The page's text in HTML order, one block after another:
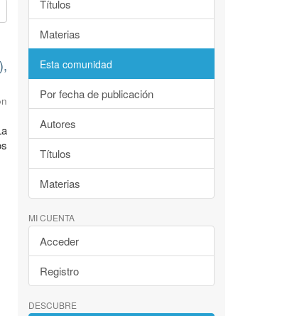
Títulos
Materias
Esta comunidad
Por fecha de publicación
Autores
Títulos
Materias
MI CUENTA
Acceder
Registro
DESCUBRE